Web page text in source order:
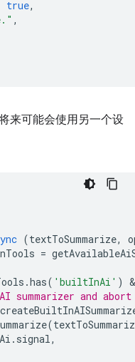
true,
,
来可能会使用另一个设
(textToSummarize,
=
.has( 'builtInAi' )
summarizer and
(
. signal,